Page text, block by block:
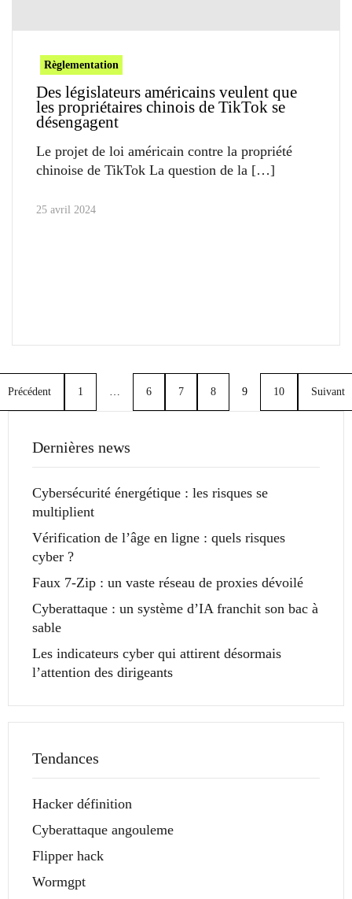
Règlementation
Des législateurs américains veulent que
les propriétaires chinois de TikTok se
désengagent
Le projet de loi américain contre la propriété
chinoise de TikTok La question de la
25 avril 2024
Précédent 1 … 6 7 8 9 10 Suivant
Dernières news
Cybersécurité énergétique : les risques se
multiplient
Vérification de l’âge en ligne : quels risques
cyber ?
Faux 7-Zip : un vaste réseau de proxies dévoilé
Cyberattaque : un système d’IA franchit son bac à
sable
Les indicateurs cyber qui attirent désormais
l’attention des dirigeants
Tendances
Hacker définition
Cyberattaque angouleme
Flipper hack
Wormgpt